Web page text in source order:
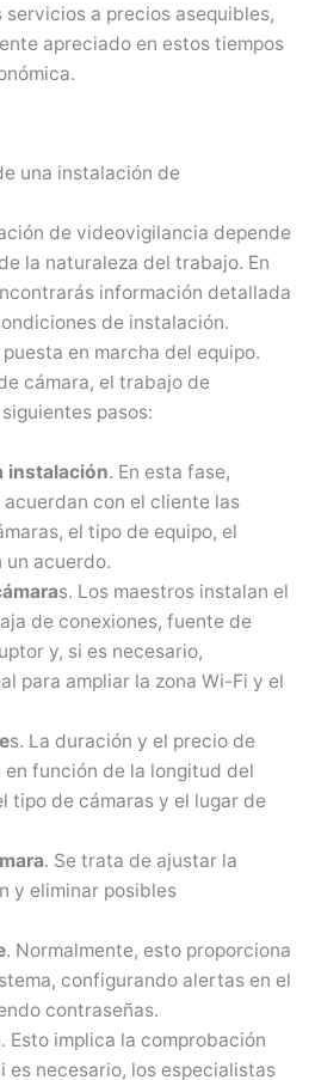
a precios asequibles,
apreciado en estos tiempos
una instalación de
de videovigilancia depende
la naturaleza del trabajo. En
información detallada
de instalación.
en marcha del equipo.
cámara, el trabajo de
pasos:
instalación. En esta fase,
con el cliente las
el tipo de equipo, el
acuerdo.
s. Los maestros instalan el
de conexiones, fuente de
y, si es necesario,
para ampliar la zona Wi-Fi y el
s. La duración y el precio de
función de la longitud del
tipo de cámaras y el lugar de
. Se trata de ajustar la
y eliminar posibles
. Normalmente, esto proporciona
configurando alertas en el
contraseñas.
. Esto implica la comprobación
es necesario, los especialistas